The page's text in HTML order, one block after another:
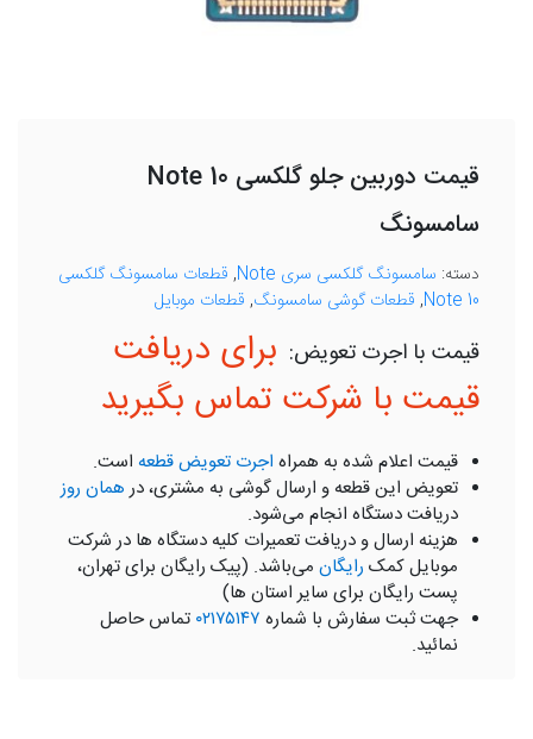
قیمت دوربین جلو گلکسی Note 10
سامسونگ
دسته: سامسونگ گلکسی سری Note , قطعات سامسونگ گلکسی
Note 10
, قطعات گوشی سامسونگ, قطعات موبایل
برای دریافت
قیمت با شرکت تماس بگیرید
قیمت اعلام شده به همراه اجرت تعویض قطعه است.
تعویض این قطعه و ارسال گوشی به مشتری، درهمان روز
دریافت دستگاه انجام می‌شود.
هزینه ارسال و دریافت تعمیرات کلیه دستگاه ها در شرکت
موبایل کمک رایگان می‌باشد. (پیک رایگان برای تهران،
پست رایگان برای سایر استان ها)
جهت ثبت سفارش با شماره ۰۲۱۷۵۱۴۷ تماس حاصل
نمائید.